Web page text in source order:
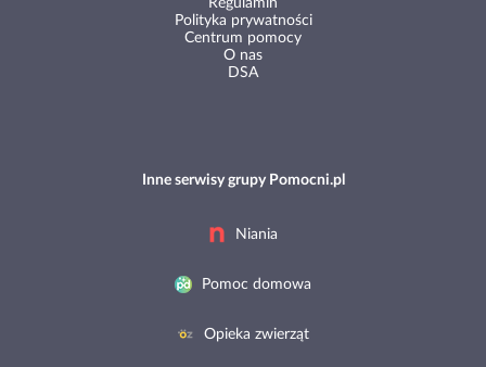
Polityka prywatności
Centrum pomocy
O nas
DSA
Inne serwisy grupy Pomocni.pl
Niania
Pomoc domowa
Opieka zwierząt